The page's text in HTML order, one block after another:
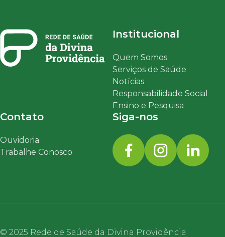
Institucional
Quem Somos
Serviços de Saúde
Notícias
Responsabilidade Social
Ensino e Pesquisa
Contato
Ouvidoria
Trabalhe Conosco
Siga-nos
© 2025 Rede de Saúde da Divina Providência